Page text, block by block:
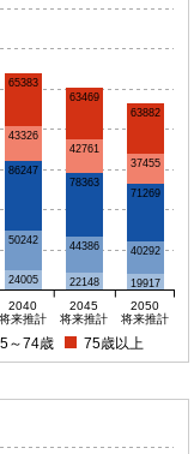
24005 22148 19917
50242
44386 40292
86247
78363
71269
43326
42761
37455
65383
63469
63882
2040
将来推計
2045
将来推計
2050
将来推計
～74歳 75歳以上